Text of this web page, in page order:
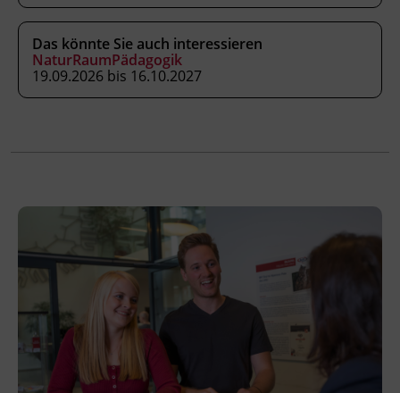
Erste Hilfe für Kindernotfälle
Kursformat
Blended Learning
Leitung
BFI Tirol Zertifikat
Abschlussinformation
Gemäß
§ 32a des Tiroler Kinderbildungs- und
Kinderbetreuungsgesetzes erfolgt der
positive Abschluss des Lehrgangs, wenn
Das könnte Sie auch interessieren
NaturRaumPädagogik
19.09.2026 bis 16.10.2027